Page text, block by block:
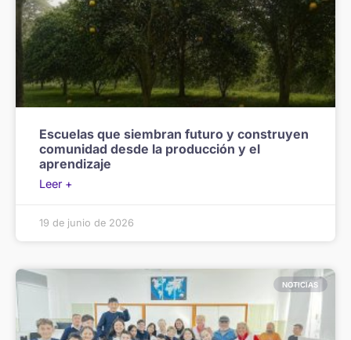
Escuelas que siembran futuro y construyen
comunidad desde la producción y el
aprendizaje
Leer +
19 de junio de 2026
NOTICIAS